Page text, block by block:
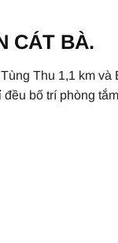
CÁT BÀ.
Thu 1,1 km và
bố trí phòng